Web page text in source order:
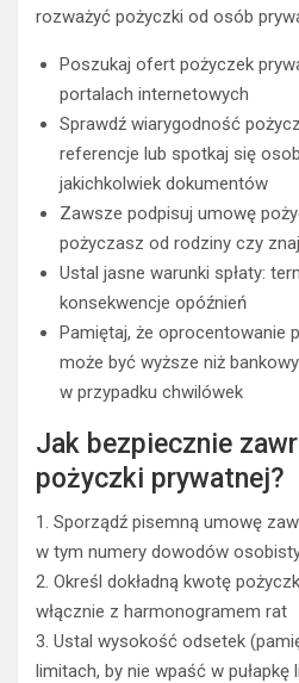
rozważyć pożyczki od osób
Poszukaj ofert pożyczek
portalach internetowych
Sprawdź wiarygodność
referencje lub spotkaj się
jakichkolwiek dokumentów
Zawsze podpisuj umowę
pożyczasz od rodziny czy
Ustal jasne warunki spłaty:
konsekwencje opóźnień
Pamiętaj, że oprocentowanie
może być wyższe niż
w przypadku chwilówek
Jak bezpiecznie
pożyczki prywatnej?
1. Sporządź pisemną umowę
w tym numery dowodów
2. Określ dokładną kwotę
włącznie z harmonogramem rat
3. Ustal wysokość odsetek
limitach, by nie wpaść w pułapkę